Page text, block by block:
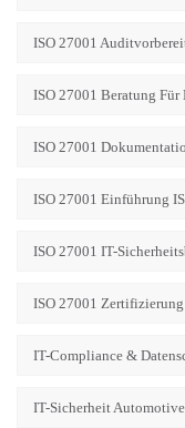
ISO 27001
ISO 27001 Beratung
ISO 27001
ISO 27001 Einführung
ISO 27001 IT-
ISO 27001
IT-Compliance &
IT-Sicherheit